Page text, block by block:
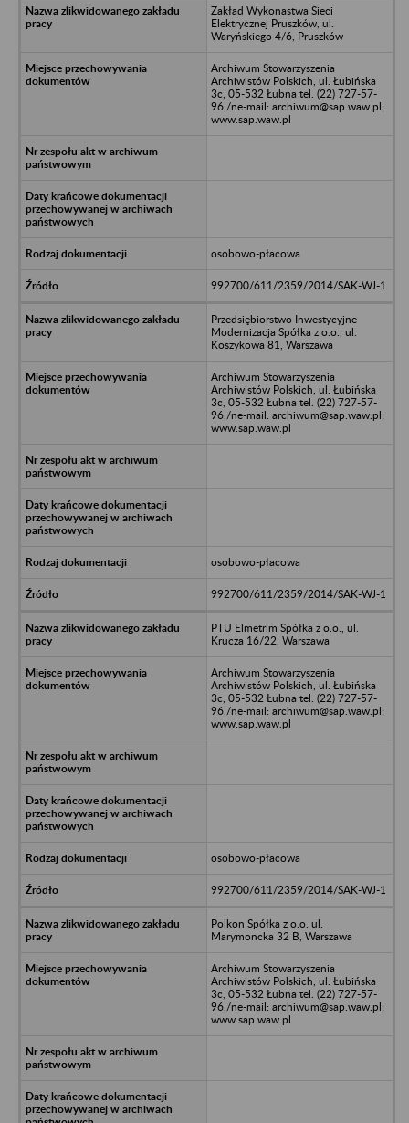
Zakład Wykonastwa Sieci
Elektrycznej Pruszków, ul.
Waryńskiego 4/6, Pruszków
Archiwum Stowarzyszenia
Archiwistów Polskich, ul. Łubińska
3c, 05-532 Łubna tel. (22) 727-57-
96,/ne-mail: archiwum@sap.waw.pl;
www.sap.waw.pl
osobowo-płacowa
992700/611/2359/2014/SAK-WJ-1
Przedsiębiorstwo Inwestycyjne
Modernizacja Spółka z o.o., ul.
Koszykowa 81, Warszawa
Archiwum Stowarzyszenia
Archiwistów Polskich, ul. Łubińska
3c, 05-532 Łubna tel. (22) 727-57-
96,/ne-mail: archiwum@sap.waw.pl;
www.sap.waw.pl
osobowo-płacowa
992700/611/2359/2014/SAK-WJ-1
PTU Elmetrim Spółka z o.o., ul.
Krucza 16/22, Warszawa
Archiwum Stowarzyszenia
Archiwistów Polskich, ul. Łubińska
3c, 05-532 Łubna tel. (22) 727-57-
96,/ne-mail: archiwum@sap.waw.pl;
www.sap.waw.pl
osobowo-płacowa
992700/611/2359/2014/SAK-WJ-1
Polkon Spółka z o.o. ul.
Marymoncka 32 B, Warszawa
Archiwum Stowarzyszenia
Archiwistów Polskich, ul. Łubińska
3c, 05-532 Łubna tel. (22) 727-57-
96,/ne-mail: archiwum@sap.waw.pl;
www.sap.waw.pl